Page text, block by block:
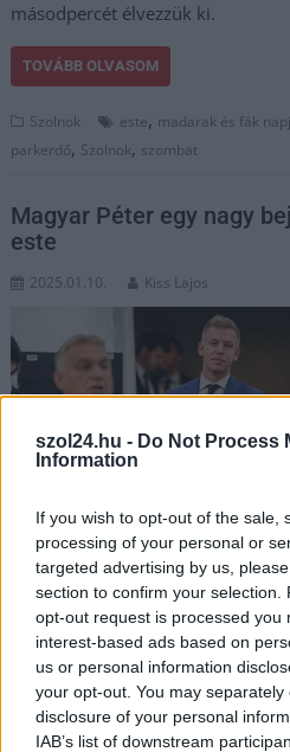
szol24.hu - Do Not Process
Information
If you wish to opt-out of the sale,
processing of your personal or
targeted advertising by us,
section to confirm your selection.
opt-out request is processed you
interest-based ads based on
us or personal information
your opt-out. You may
disclosure of your personal
IAB’s list of downstream
másodpercét élvezzük ki.
TOVÁBB OLVASOM
Szolnok este, madarak és fák
parkerdő, Szolnok, szombat
Magyar Péter egy nagy
este
2025.01.10. Kiss Lajos
hogy Orbánék egy óriási
rendőrséget, lehet, hogy erről is
TOVÁBB OLVASOM
Magyarország bejelentés
internet,körözés, Magyar Péter,Orbán